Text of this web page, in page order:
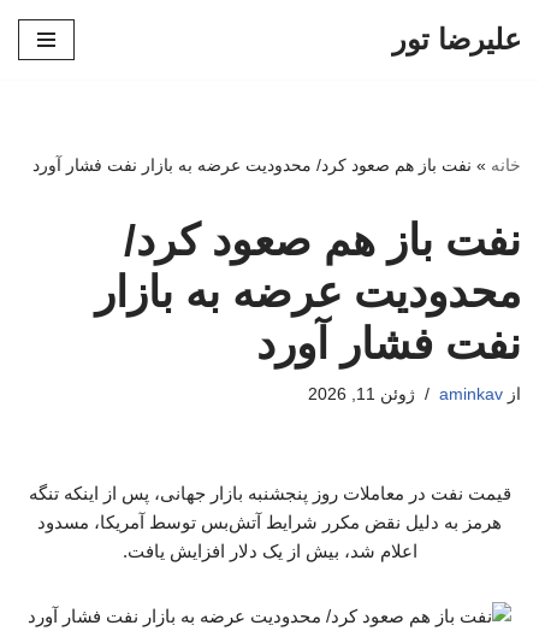
علیرضا تور
خانه » نفت باز هم صعود کرد/ محدودیت عرضه به بازار نفت فشار آورد
نفت باز هم صعود کرد/
محدودیت عرضه به بازار
نفت فشار آورد
از aminkav ژوئن 11, 2026
قیمت نفت در معاملات روز پنجشنبه بازار جهانی، پس از اینکه تنگه
هرمز به دلیل نقض مکرر شرایط آتش‌بس توسط آمریکا، مسدود
اعلام شد، بیش از یک دلار افزایش یافت.